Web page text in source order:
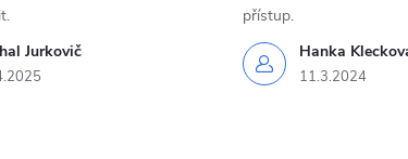
Jurkovič
Hanka
11.3.2024
přístup.